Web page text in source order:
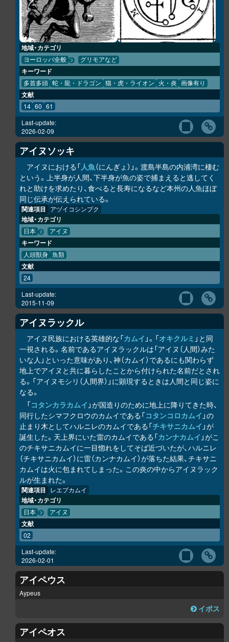
地域・カテゴリ
ヨーロッパ全般 グリモアなど
キーワード
多首多頭 蛇・龍・ドラゴン 猫・虎・ライオン 火・炎 画像有り
文献
14 60 61
Last-update:
2026-02-09
アイヌソッキ
アイヌにおける「人魚（にんぎょ）」。渡島半島の内浦湾に棲む
という。上半身が人間、下半身が魚の姿で捕まえると逃してく
れと助けを求めたり、食べると長寿になるなど本州の人魚ほぼ
同じ伝承が伝えられている。
関連項目 アヅイコシンプク
地域・カテゴリ
日本 アイヌ
キーワード
人頭獣身 魚類
文献
24
Last-update:
2015-11-09
アイヌラックル
アイヌ民族における英雄的な「カムイ 」。「オキクルミ 」と同
一視される。名前であるアイヌラックルは「アイヌ（人間）みた
いな人」といった意味があり、神（カムイ）であるにも関わらず
地上でアイヌと共に暮らしたことから付けられた名前だとされ
る。「アイヌモシ リ （人間界）」に顕現するときは人間と同じ姿に
なる。
「コタンカラ カムイ 」が国造りのために地上に降りてきた時、
同行したシマフクロウのカムイである「コタンコ ロ カムイ 」の
止まり木としてハルニレのカムイである「チキサニカムイ 」が
誕生した。天上界にいた雷のカムイである「カンナカムイ 」がこ
のチキサニカムイに一目惚れをしてそば近づいたが、ハルニレ
（チキサニカムイ）に雷（カンナカムイ）が落ちた結果、チキサニ
カムイは火に包まれてしまった。この炎の中からアイヌラック
ルが生まれた。
関連項目 レエプカムイ
地域・カテゴリ
日本 アイヌ
文献
02
Last-update:
2026-02-01
アイペウス
Aypeus
イポス
アイペオス